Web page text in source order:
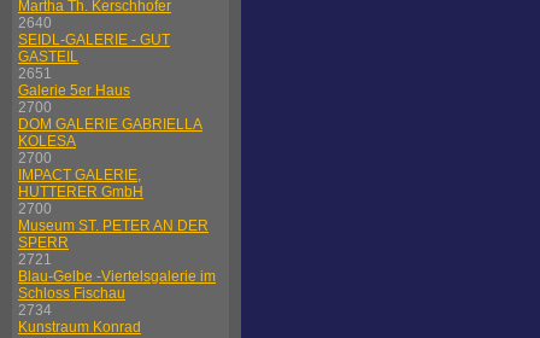
Martha Th. Kerschhofer
2640
SEIDL-GALERIE - GUT
GASTEIL
2651
Galerie 5er Haus
2700
DOM GALERIE GABRIELLA
KOLESA
2700
IMPACT GALERIE,
HUTTERER GmbH
2700
Museum ST. PETER AN DER
SPERR
2721
Blau-Gelbe -Viertelsgalerie im
Schloss Fischau
2734
Kunstraum Konrad